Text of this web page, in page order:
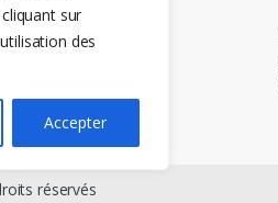
sur
des
Accepter
réservés